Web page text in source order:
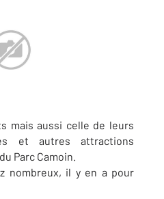
mais aussi celle de leurs
et autres attractions
Parc Camoin.
nombreux, il y en a pour